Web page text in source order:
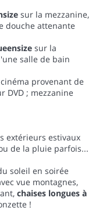
sur la mezzanine,
douche attenante
sur la
salle de bain
provenant de
DVD ; mezzanine
extérieurs estivaux
de la pluie parfois...
soleil en soirée
vue montagnes,
chaises longues à
!